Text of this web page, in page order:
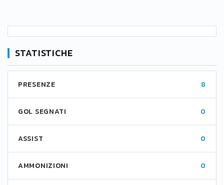
STATISTICHE
PRESENZE 8
GOL SEGNATI 0
ASSIST 0
AMMONIZIONI 0